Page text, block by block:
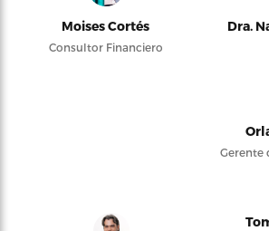
Moises Cortés
Consultor Financiero
Dra.
Gerente